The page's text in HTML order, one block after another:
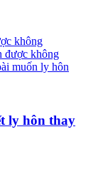
không
được không
muốn ly hôn
ly hôn thay